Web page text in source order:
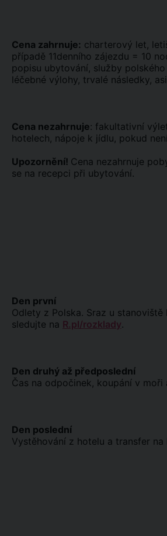
Cena zahrnuje: charterový let,
případě 11denního zájezdu = 10
popisu ubytování, služby
léčebné výlohy, trvalé následky,
Cena nezahrnuje: fakultativní
hotelech, nápoje k jídlu, pokud
Upozornění! Cena nezahrnuje
se na recepci při ubytování.
Den první
Odlety z Polska. Sraz u
sledujte na R.pl/rozklady.
Den druhý až předposlední
Čas na odpočinek, koupání v
Den poslední
Vystěhování z hotelu a transfer